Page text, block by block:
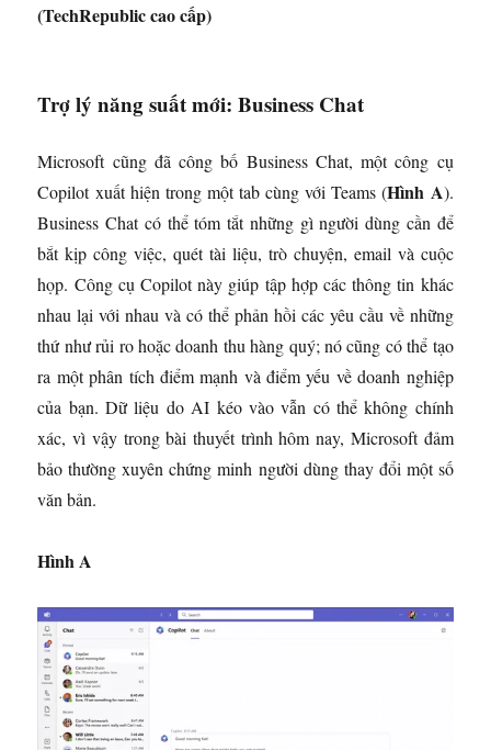
(TechRepublic cao cấp)
Trợ lý năng suất mới: Business Chat
Microsoft cũng đã công bố Business Chat, một công cụ
Copilot xuất hiện trong một tab cùng với Teams (Hình A).
Business Chat có thể tóm tắt những gì người dùng cần để
bắt kịp công việc, quét tài liệu, trò chuyện, email và cuộc
họp. Công cụ Copilot này giúp tập hợp các thông tin khác
nhau lại với nhau và có thể phản hồi các yêu cầu về những
thứ như rủi ro hoặc doanh thu hàng quý; nó cũng có thể tạo
ra một phân tích điểm mạnh và điểm yếu về doanh nghiệp
của bạn. Dữ liệu do AI kéo vào vẫn có thể không chính
xác, vì vậy trong bài thuyết trình hôm nay, Microsoft đảm
bảo thường xuyên chứng minh người dùng thay đổi một số
văn bản.
Hình A